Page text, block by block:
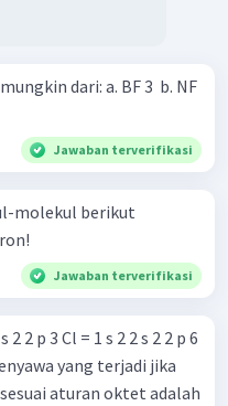
a. BF 3 ​ b. NF
Jawaban terverifikasi
molekul berikut
Jawaban terverifikasi
aturan oktet adalah